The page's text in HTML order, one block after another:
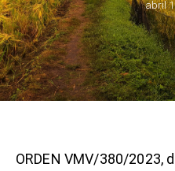
abril
ORDEN VMV/380/2023,